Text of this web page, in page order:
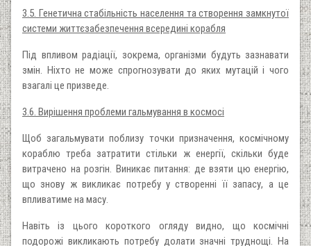
3.5. Генетична стабільність населення та створення замкнутої
системи життєзабезпечення всередині корабля
Під впливом радіації, зокрема, організми будуть зазнавати
змін. Ніхто не може спрогнозувати до яких мутацій і чого
взагалі це призведе.
3.6. Вирішення проблеми гальмування в космосі
Щоб загальмувати поблизу точки призначення, космічному
кораблю треба затратити стільки ж енергії, скільки буде
витрачено на розгін. Виникає питання: де взяти цю енергію,
що знову ж викликає потребу у створенні її запасу, а це
впливатиме на масу.
Навіть із цього короткого огляду видно, що космічні
подорожі викликають потребу долати значні труднощі. На